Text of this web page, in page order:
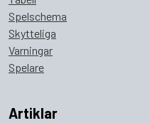
Spelschema
Skytteliga
Varningar
Spelare
Artiklar